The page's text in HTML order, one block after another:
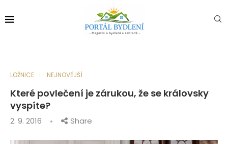
LOŽNICE NEJNOVĚJŠÍ
Které povlečení je zárukou, že se královsky
vyspíte?
2. 9. 2016 Share